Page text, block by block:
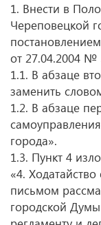
1. Внести в
Череповецкой
от 27.04.2004
1.1. В абзаце
заменить
1.2. В абзаце
города».
1.3. Пункт 4
«4.
письмом
городской